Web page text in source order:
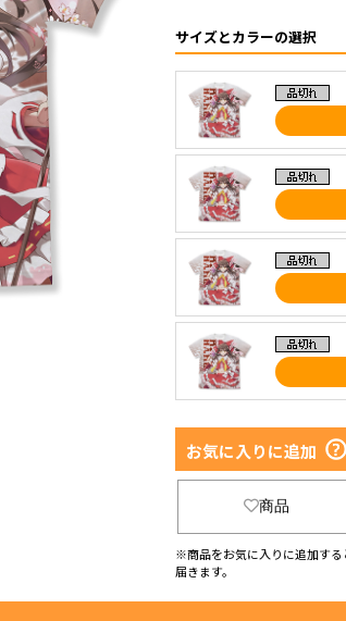
サイズとカラーの選択
お気に入りに追加
商品
※商品をお気に入りに追加す
届きます。